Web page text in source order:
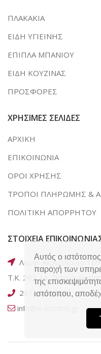
Αυτός ο
παροχή των
της
ιστότοπου,
ΠΛΑΚΑΚΙΑ
ΕΙΔΗ ΥΓΙΕΙΝΗΣ
ΕΠΙΠΛΑ ΜΠΑΝΙΟΥ
ΕΙΔΗ ΚΟΥΖΙΝΑΣ
ΠΡΟΣΦΟΡΕΣ
ΧΡΗΣΙΜΕΣ ΣΕΛΙΔΕΣ
ΑΡΧΙΚΗ
ΕΠΙΚΟΙΝΩΝΙΑ
ΟΡΟΙ ΧΡΗΣΗΣ
ΤΡΟΠΟΙ ΠΛΗΡΩΜΗΣ &
ΠΟΛΙΤΙΚΗ ΑΠΟΡΡΗΤΟΥ
ΣΤΟΙΧΕΙΑ
Λεωφ. Ακρωτηρίου
Τ.Κ. 263 34, Πάτρα
2610 320050
info@e-kotsiris.gr